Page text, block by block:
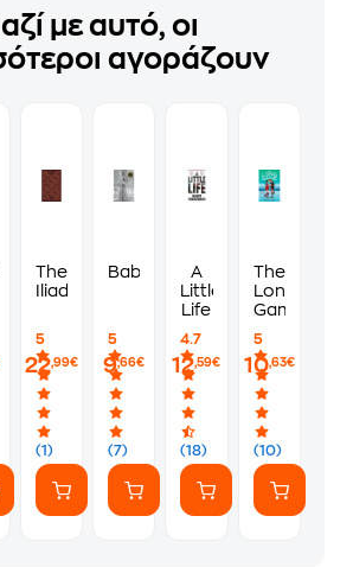
με αυτό, οι
αγοράζουν
The
Iliad
5
(1)
22,99€
Babel
5
(7)
9,66€
A
Little
Life
4.7
(18)
12,59€
The
Long
Game
5
(10)
10,63€